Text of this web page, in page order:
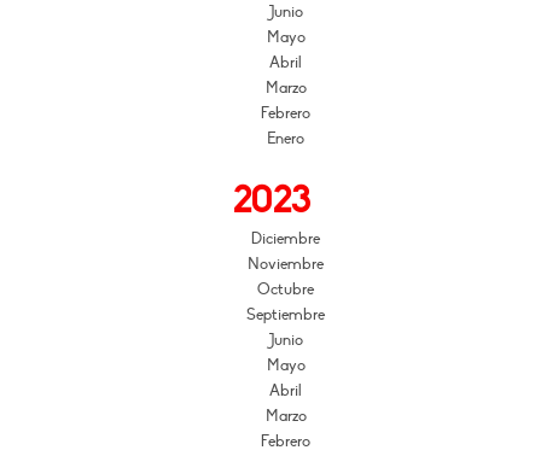
Junio
Mayo
Abril
Marzo
Febrero
Enero
2023
Diciembre
Noviembre
Octubre
Septiembre
Junio
Mayo
Abril
Marzo
Febrero